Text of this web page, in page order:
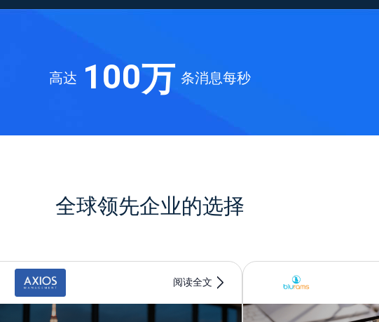
高达
0
1
2
3
5
00万 条消息每秒
全球领先企业的选择
阅读全文